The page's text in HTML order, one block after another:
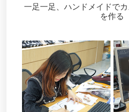
一足一足、ハンドメイドで
を作る